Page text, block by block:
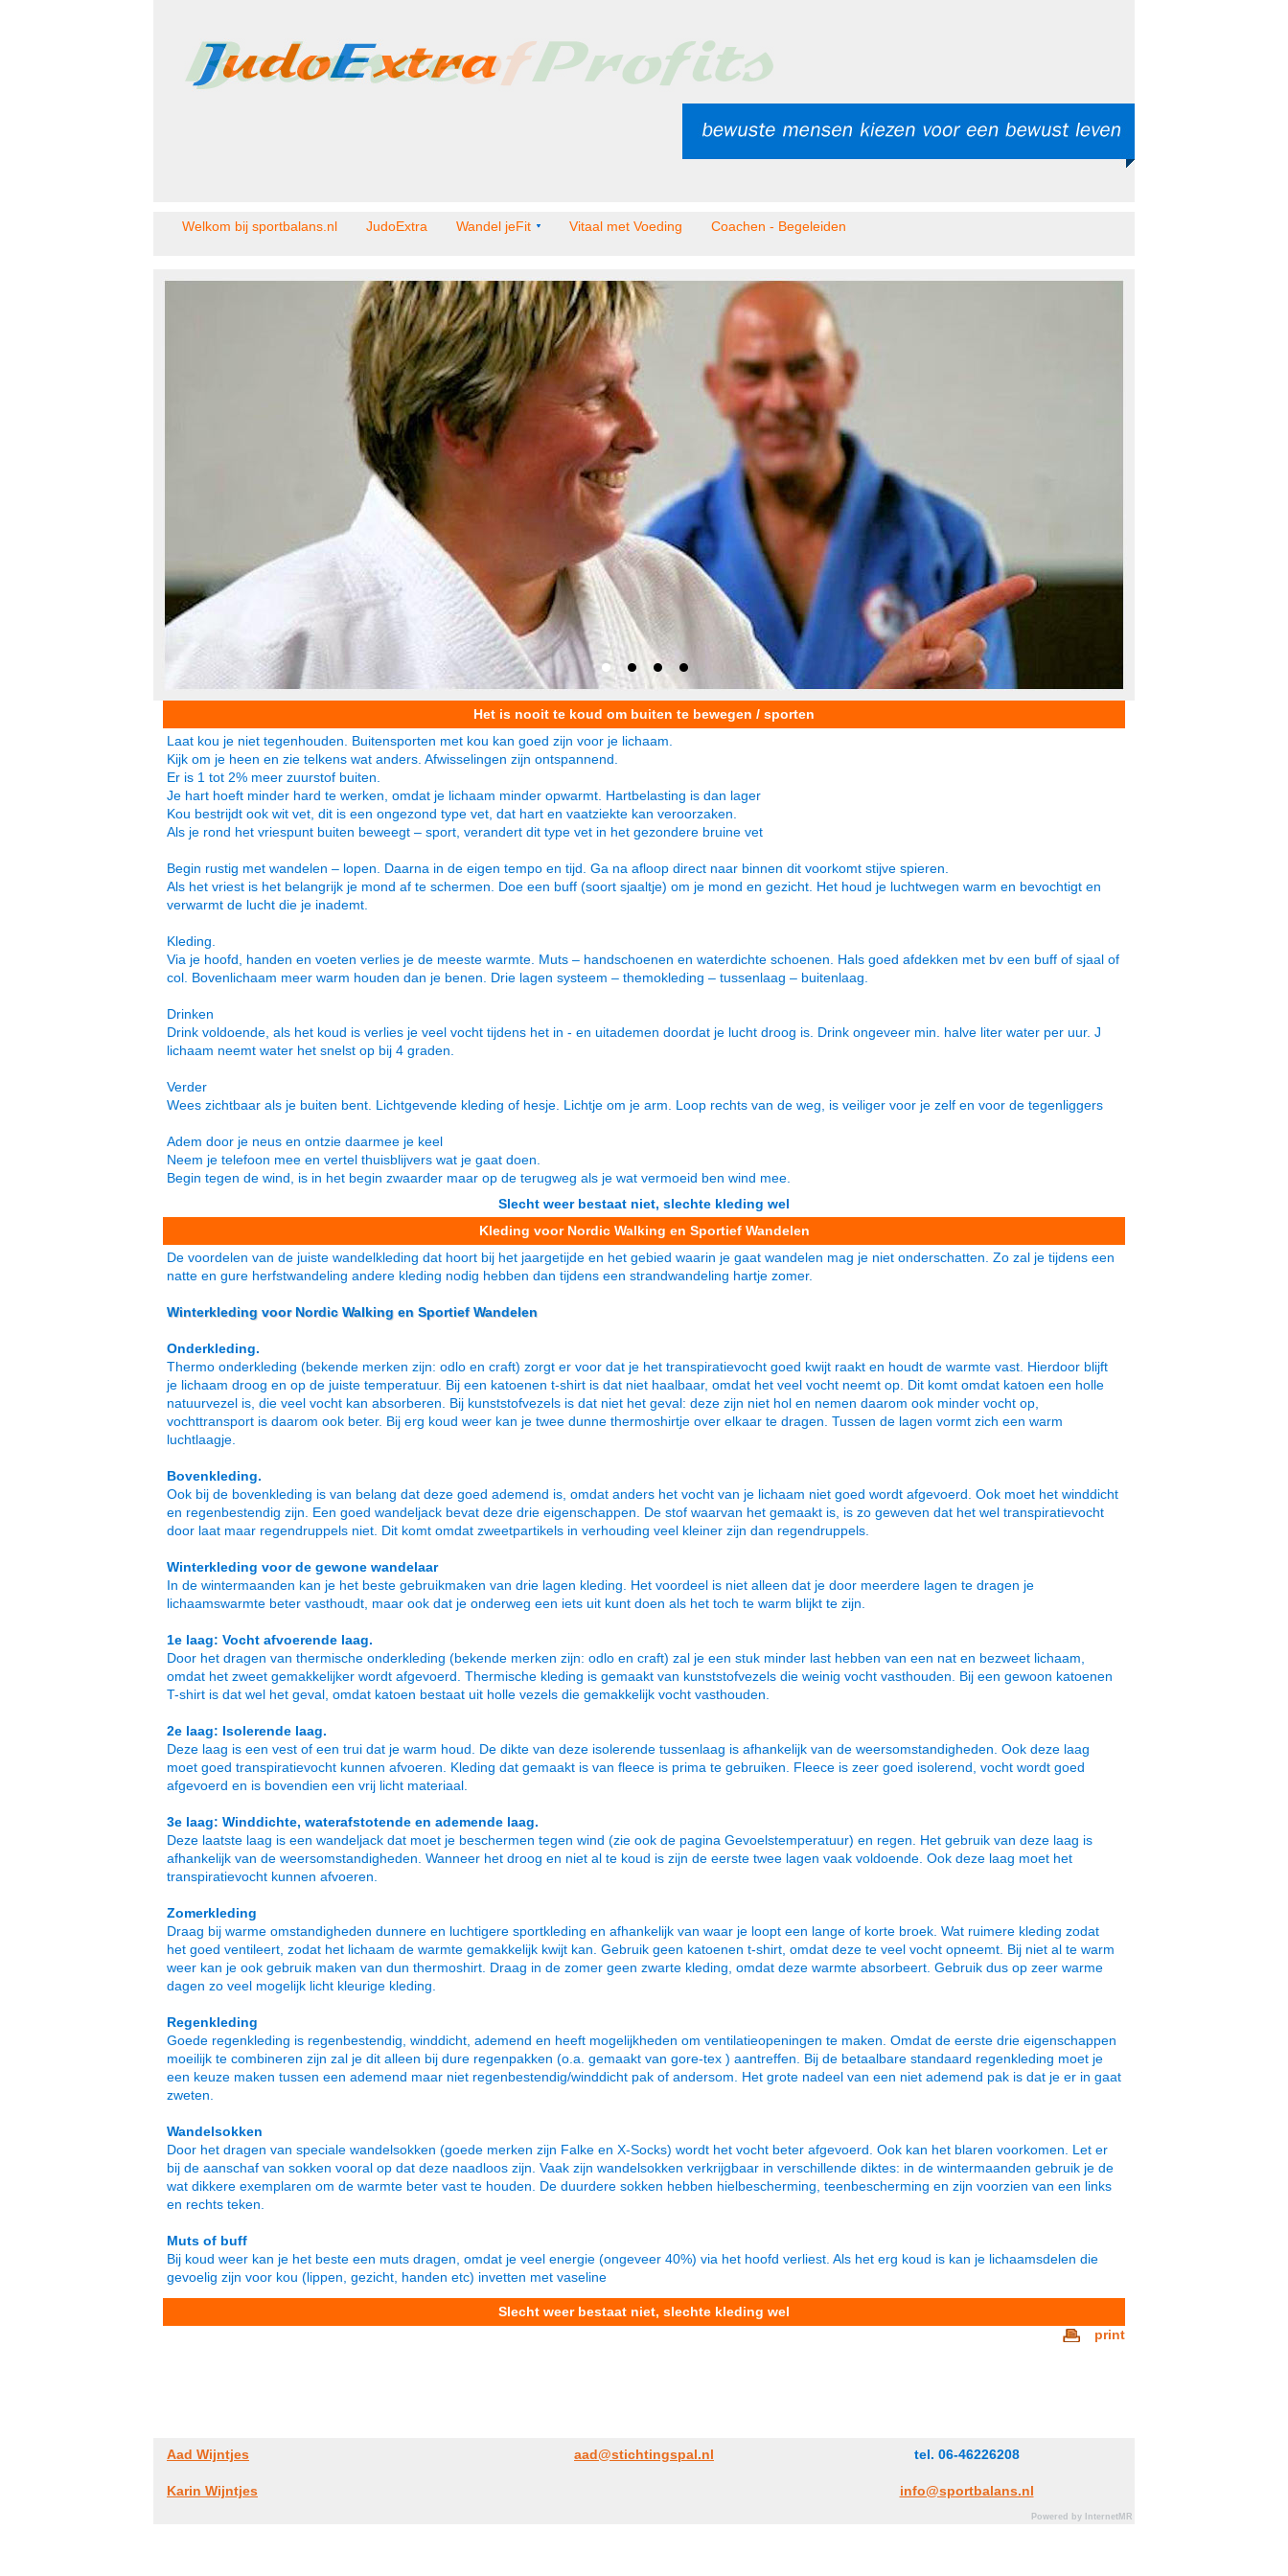
Welkom bij sportbalans.nl JudoExtra Wandel jeFit Vitaal met Voeding Coachen - Begeleiden
Het is nooit te koud om buiten te bewegen / sporten
Laat kou je niet tegenhouden. Buitensporten met kou kan goed zijn voor je lichaam.
Kijk om je heen en zie telkens wat anders. Afwisselingen zijn ontspannend.
Er is 1 tot 2% meer zuurstof buiten.
Je hart hoeft minder hard te werken, omdat je lichaam minder opwarmt. Hartbelasting is dan lager
Kou bestrijdt ook wit vet, dit is een ongezond type vet, dat hart en vaatziekte kan veroorzaken.
Als je rond het vriespunt buiten beweegt – sport, verandert dit type vet in het gezondere bruine vet
Begin rustig met wandelen – lopen. Daarna in de eigen tempo en tijd. Ga na afloop direct naar binnen dit voorkomt stijve spieren.
Als het vriest is het belangrijk je mond af te schermen. Doe een buff (soort sjaaltje) om je mond en gezicht. Het houd je luchtwegen warm en bevochtigt en
verwarmt de lucht die je inademt.
Kleding.
Via je hoofd, handen en voeten verlies je de meeste warmte. Muts – handschoenen en waterdichte schoenen. Hals goed afdekken met bv een buff of sjaal of
col. Bovenlichaam meer warm houden dan je benen. Drie lagen systeem – themokleding – tussenlaag – buitenlaag.
Drinken
Drink voldoende, als het koud is verlies je veel vocht tijdens het in - en uitademen doordat je lucht droog is. Drink ongeveer min. halve liter water per uur. J
lichaam neemt water het snelst op bij 4 graden.
Verder
Wees zichtbaar als je buiten bent. Lichtgevende kleding of hesje. Lichtje om je arm. Loop rechts van de weg, is veiliger voor je zelf en voor de tegenliggers
Adem door je neus en ontzie daarmee je keel
Neem je telefoon mee en vertel thuisblijvers wat je gaat doen.
Begin tegen de wind, is in het begin zwaarder maar op de terugweg als je wat vermoeid ben wind mee.
Slecht weer bestaat niet, slechte kleding wel
Kleding voor Nordic Walking en Sportief Wandelen
De voordelen van de juiste wandelkleding dat hoort bij het jaargetijde en het gebied waarin je gaat wandelen mag je niet onderschatten. Zo zal je tijdens een
natte en gure herfstwandeling andere kleding nodig hebben dan tijdens een strandwandeling hartje zomer.
Winterkleding voor Nordic Walking en Sportief Wandelen
Onderkleding.
Thermo onderkleding (bekende merken zijn: odlo en craft) zorgt er voor dat je het transpiratievocht goed kwijt raakt en houdt de warmte vast. Hierdoor blijft
je lichaam droog en op de juiste temperatuur. Bij een katoenen t-shirt is dat niet haalbaar, omdat het veel vocht neemt op. Dit komt omdat katoen een holle
natuurvezel is, die veel vocht kan absorberen. Bij kunststofvezels is dat niet het geval: deze zijn niet hol en nemen daarom ook minder vocht op,
vochttransport is daarom ook beter. Bij erg koud weer kan je twee dunne thermoshirtje over elkaar te dragen. Tussen de lagen vormt zich een warm
luchtlaagje.
Bovenkleding.
Ook bij de bovenkleding is van belang dat deze goed ademend is, omdat anders het vocht van je lichaam niet goed wordt afgevoerd. Ook moet het winddicht
en regenbestendig zijn. Een goed wandeljack bevat deze drie eigenschappen. De stof waarvan het gemaakt is, is zo geweven dat het wel transpiratievocht
door laat maar regendruppels niet. Dit komt omdat zweetpartikels in verhouding veel kleiner zijn dan regendruppels.
Winterkleding voor de gewone wandelaar
In de wintermaanden kan je het beste gebruikmaken van drie lagen kleding. Het voordeel is niet alleen dat je door meerdere lagen te dragen je
lichaamswarmte beter vasthoudt, maar ook dat je onderweg een iets uit kunt doen als het toch te warm blijkt te zijn.
1e laag: Vocht afvoerende laag.
Door het dragen van thermische onderkleding (bekende merken zijn: odlo en craft) zal je een stuk minder last hebben van een nat en bezweet lichaam,
omdat het zweet gemakkelijker wordt afgevoerd. Thermische kleding is gemaakt van kunststofvezels die weinig vocht vasthouden. Bij een gewoon katoenen
T-shirt is dat wel het geval, omdat katoen bestaat uit holle vezels die gemakkelijk vocht vasthouden.
2e laag: Isolerende laag.
Deze laag is een vest of een trui dat je warm houd. De dikte van deze isolerende tussenlaag is afhankelijk van de weersomstandigheden. Ook deze laag
moet goed transpiratievocht kunnen afvoeren. Kleding dat gemaakt is van fleece is prima te gebruiken. Fleece is zeer goed isolerend, vocht wordt goed
afgevoerd en is bovendien een vrij licht materiaal.
3e laag: Winddichte, waterafstotende en ademende laag.
Deze laatste laag is een wandeljack dat moet je beschermen tegen wind (zie ook de pagina Gevoelstemperatuur) en regen. Het gebruik van deze laag is
afhankelijk van de weersomstandigheden. Wanneer het droog en niet al te koud is zijn de eerste twee lagen vaak voldoende. Ook deze laag moet het
transpiratievocht kunnen afvoeren.
Zomerkleding
Draag bij warme omstandigheden dunnere en luchtigere sportkleding en afhankelijk van waar je loopt een lange of korte broek. Wat ruimere kleding zodat
het goed ventileert, zodat het lichaam de warmte gemakkelijk kwijt kan. Gebruik geen katoenen t-shirt, omdat deze te veel vocht opneemt. Bij niet al te warm
weer kan je ook gebruik maken van dun thermoshirt. Draag in de zomer geen zwarte kleding, omdat deze warmte absorbeert. Gebruik dus op zeer warme
dagen zo veel mogelijk licht kleurige kleding.
Regenkleding
Goede regenkleding is regenbestendig, winddicht, ademend en heeft mogelijkheden om ventilatieopeningen te maken. Omdat de eerste drie eigenschappen
moeilijk te combineren zijn zal je dit alleen bij dure regenpakken (o.a. gemaakt van gore-tex ) aantreffen. Bij de betaalbare standaard regenkleding moet je
een keuze maken tussen een ademend maar niet regenbestendig/winddicht pak of andersom. Het grote nadeel van een niet ademend pak is dat je er in gaat
zweten.
Wandelsokken
Door het dragen van speciale wandelsokken (goede merken zijn Falke en X-Socks) wordt het vocht beter afgevoerd. Ook kan het blaren voorkomen. Let er
bij de aanschaf van sokken vooral op dat deze naadloos zijn. Vaak zijn wandelsokken verkrijgbaar in verschillende diktes: in de wintermaanden gebruik je de
wat dikkere exemplaren om de warmte beter vast te houden. De duurdere sokken hebben hielbescherming, teenbescherming en zijn voorzien van een links
en rechts teken.
Muts of buff
Bij koud weer kan je het beste een muts dragen, omdat je veel energie (ongeveer 40%) via het hoofd verliest. Als het erg koud is kan je lichaamsdelen die
gevoelig zijn voor kou (lippen, gezicht, handen etc) invetten met vaseline
Slecht weer bestaat niet, slechte kleding wel
print
Aad Wijntjes
Karin Wijntjes
aad@stichtingspal.nl tel. 06-46226208
info@sportbalans.nl
Powered by InternetMR